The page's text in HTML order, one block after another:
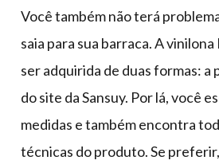
Você também não terá
saia para sua barraca. A
ser adquirida de duas formas: a
do site da Sansuy. Por lá, você
medidas e também encontra
técnicas do produto. Se